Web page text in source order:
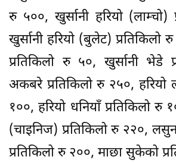
रु ५००, खुर्सानी हरियो (लाम्चो)
खुर्सानी हरियो (बुलेट) प्रतिकिलो
प्रतिकिलो रु ५०, खुर्सानी भेडे
अकबरे प्रतिकिलो रु २५०, हरियो
१००, हरियो धनियाँ प्रतिकिलो
(चाइनिज) प्रतिकिलो रु २२०,
प्रतिकिलो रु २००, माछा सुकेको